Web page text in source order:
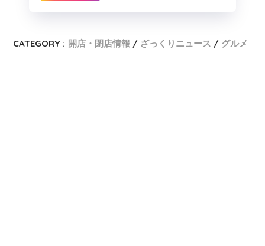
CATEGORY : 開店・閉店情報 ざっくりニュース グルメ